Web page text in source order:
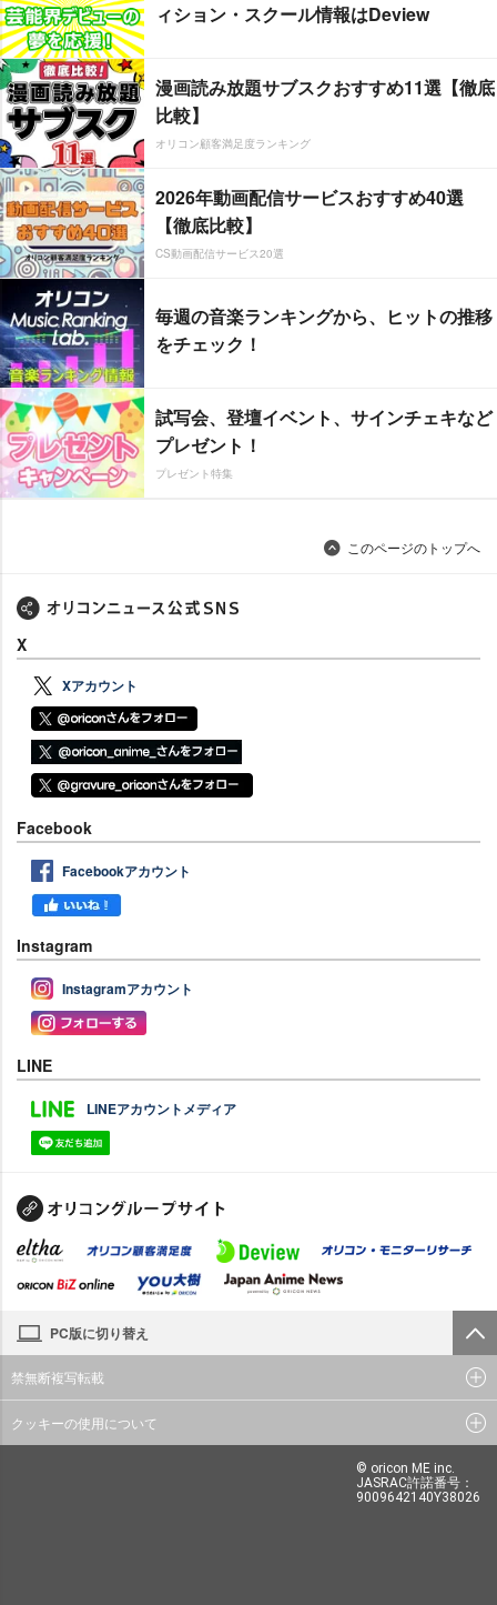
ィション・スクール情報はDeview
漫画読み放題サブスクおすすめ11選【徹底
比較】
オリコン顧客満足度ランキング
2026年動画配信サービスおすすめ40選
【徹底比較】
CS動画配信サービス20選
毎週の音楽ランキングから、ヒットの推移
をチェック！
試写会、登壇イベント、サインチェキなど
プレゼント！
プレゼント特集
このページのトップへ
X
Xアカウント
Facebook
Facebookアカウント
Instagram
Instagramアカウント
LINE
LINEアカウントメディア
PC版に切り替え
禁無断複写転載
クッキーの使用について
© oricon ME inc.
JASRAC許諾番号：
9009642140Y38026